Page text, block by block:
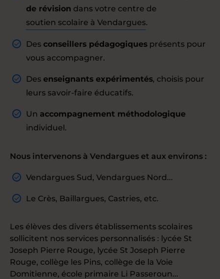
de révision dans votre centre de
soutien scolaire à Vendargues.
Des conseillers pédagogiques présents pour
vous accompagner.
Des enseignants expérimentés, choisis pour
leurs savoir-faire éducatifs.
Un accompagnement méthodologique
individuel.
Nous intervenons à Vendargues et aux environs :
Vendargues Sud, Vendargues Nord...
Le Crès, Baillargues, Castries, etc.
Les élèves des divers établissements scolaires
sollicitent nos services personnalisés : lycée St
Joseph Pierre Rouge, lycée St Joseph Pierre
Rouge, collège les Pins, collège de la Voie
Domitienne, école primaire Li Passeroun...